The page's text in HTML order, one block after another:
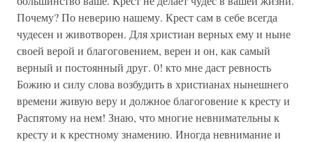
Почему? По неверию нашему. Крест сам в себе всегда
чудесен и животворен. Для христиан верных ему и ныне
своей верой и благоговением, верен и он, как самый
верный и постоянный друг. 0! кто мне даст ревность
Божию и силу слова возбудить в христианах нынешнего
времени живую веру и должное благоговение к кресту и
Распятому на нем! Знаю, что многие невнимательны к
кресту и к крестному знамению. Иногда невнимание и